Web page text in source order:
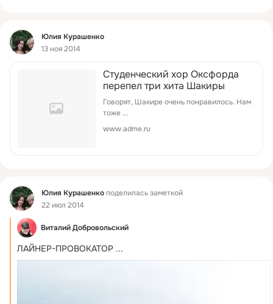
Фид
Юлия Курашенко
13 ноя 2014
Студенческий хор Оксфорда
перепел три хита Шакиры
Говорят, Шакире очень понравилось. Нам
тоже ...
www.adme.ru
Фид Юлия Курашенкоподелилась заметкой
22 июл 2014
Виталий Добровольский
ЛАЙНЕР-ПРОВОКАТОР ...